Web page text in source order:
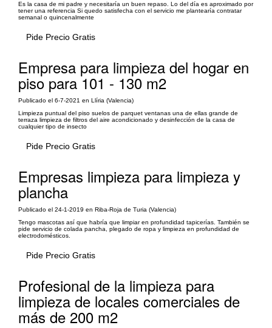
Es la casa de mi padre y necesitaría un buen repaso. Lo del día es aproximado por
tener una referencia Si quedo satisfecha con el servicio me plantearía contratar
semanal o quincenalmente
Pide Precio Gratis
Empresa para limpieza del hogar en
piso para 101 - 130 m2
Publicado el 6-7-2021 en Llíria (Valencia)
Limpieza puntual del piso suelos de parquet ventanas una de ellas grande de
terraza limpieza de filtros del aire acondicionado y desinfección de la casa de
cualquier tipo de insecto
Pide Precio Gratis
Empresas limpieza para limpieza y
plancha
Publicado el 24-1-2019 en Riba-Roja de Turia (Valencia)
Tengo mascotas así que habría que limpiar en profundidad tapicerías. También se
pide servicio de colada pancha, plegado de ropa y limpieza en profundidad de
electrodomésticos.
Pide Precio Gratis
Profesional de la limpieza para
limpieza de locales comerciales de
más de 200 m2